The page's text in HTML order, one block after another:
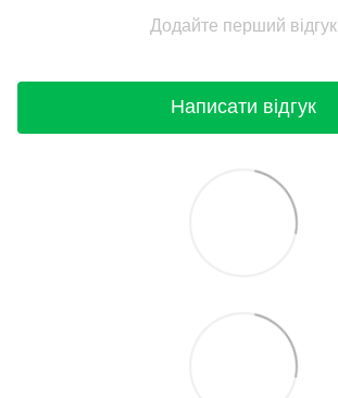
Додайте перший відгук
Написати відгук